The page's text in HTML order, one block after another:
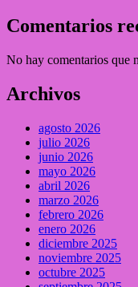
Comentarios
No hay comentarios que
Archivos
agosto 2026
julio 2026
junio 2026
mayo 2026
abril 2026
marzo 2026
febrero 2026
enero 2026
diciembre 2025
noviembre 2025
octubre 2025